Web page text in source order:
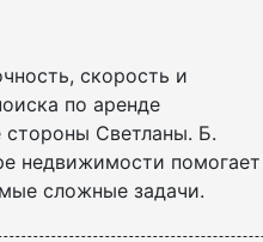
скорость и
по аренде
Светланы. Б.
недвижимости помогает
сложные задачи.